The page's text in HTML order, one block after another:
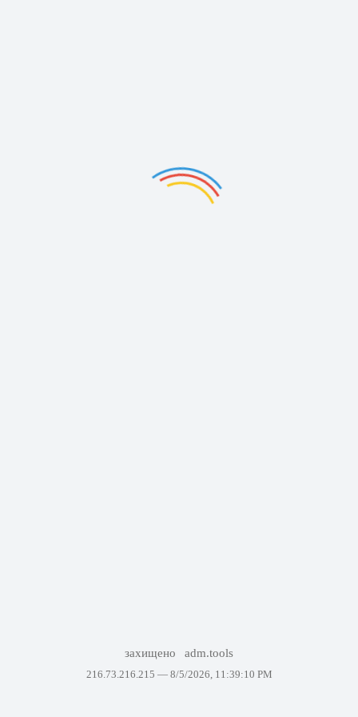
захищено adm.tools
216.73.216.215 — 8/5/2026, 11:39:10 PM